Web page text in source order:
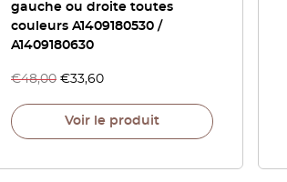
gauche ou droite toutes
couleurs A1409180530 /
A1409180630
€48,00 €33,60
Voir le produit